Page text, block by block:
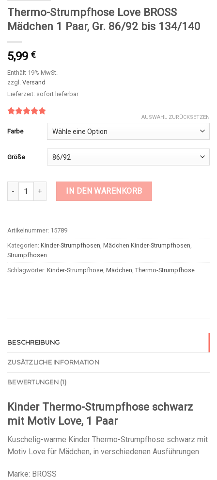
Thermo-Strumpfhose Love BROSS
Mädchen 1 Paar, Gr. 86/92 bis 134/140
5,99 €
Enthält 19% MwSt.
zzgl. Versand
Lieferzeit: sofort lieferbar
mit5.00
auf
Kundenbewertung
Farbe
Größe
AUSWAHL ZURÜCKSETZEN
Thermo-Strumpfhose Love BROSS Mädchen 1 Paar, Gr. 86/92 bis
IN DEN WARENKORB
Artikelnummer: 15789
Kategorien: Kinder-Strumpfhosen Mädchen Kinder-Strumpfhosen
Strumpfhosen
Schlagwörter: Kinder-Strumpfhose Mädchen Thermo-Strumpfhose
BESCHREIBUNG
ZUSÄTZLICHE INFORMATION
BEWERTUNGEN (1)
Kinder Thermo-Strumpfhose schwarz
mit Motiv Love, 1 Paar
Kuschelig-warme Kinder Thermo-Strumpfhose schwarz mit
Motiv Love für Mädchen, in verschiedenen Ausführungen
Marke: BROSS